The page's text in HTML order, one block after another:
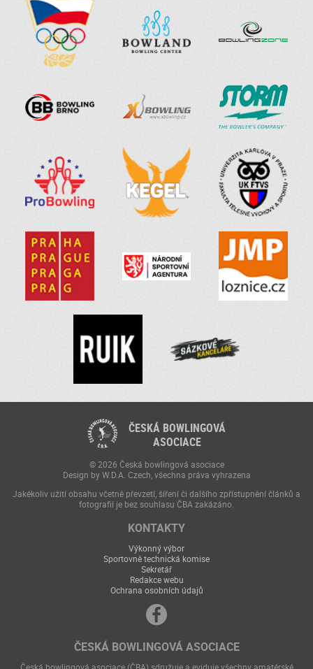
ČESKÁ BOWLINGOVÁ
ASOCIACE
© 2026 Česká bowlingová asociace
Design by W.D.A. Czech, všechna práva vyhrazena
Jakékoliv užití obsahu včetně převzetí, šíření či dalšího zpřístupnění článků a
fotografií je bez souhlasu ČBA zakázáno.
KONTAKTY
Výkonný výbor
Sportovně technická komise
Sekretář
Redakce webu
Ochrana osobních údajů
ČESKÁ BOWLINGOVÁ ASOCIACE
Česká bowlingová asociace (ČBA) sdružuje a eviduje všechny amatérské